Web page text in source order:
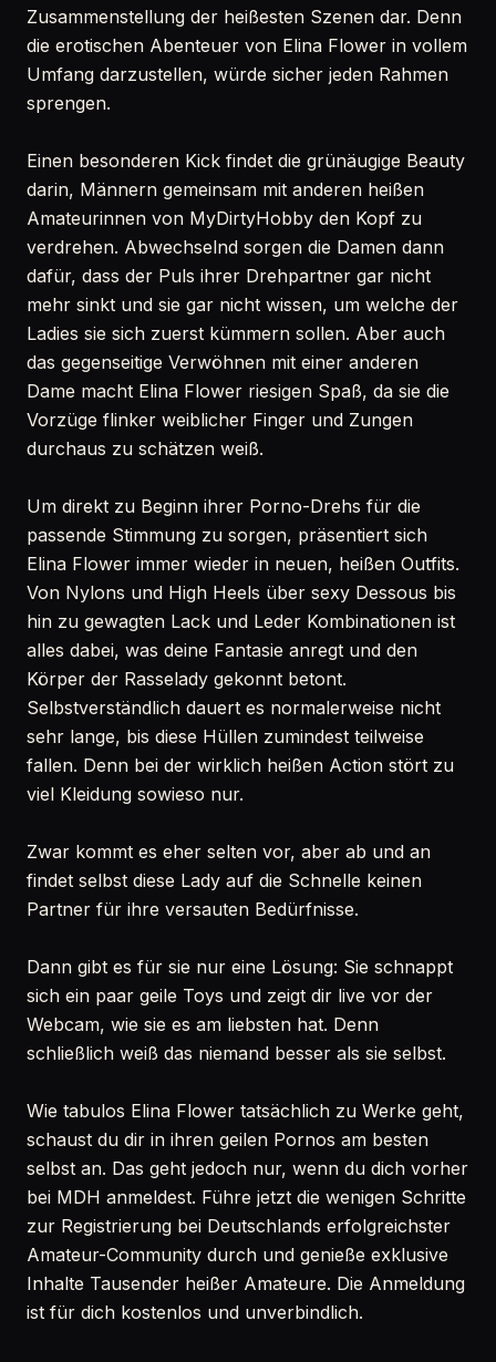
Zusammenstellung der heißesten Szenen dar. Denn
die erotischen Abenteuer von Elina Flower in vollem
Umfang darzustellen, würde sicher jeden Rahmen
sprengen.
Einen besonderen Kick findet die grünäugige Beauty
darin, Männern gemeinsam mit anderen heißen
Amateurinnen von MyDirtyHobby den Kopf zu
verdrehen. Abwechselnd sorgen die Damen dann
dafür, dass der Puls ihrer Drehpartner gar nicht
mehr sinkt und sie gar nicht wissen, um welche der
Ladies sie sich zuerst kümmern sollen. Aber auch
das gegenseitige Verwöhnen mit einer anderen
Dame macht Elina Flower riesigen Spaß, da sie die
Vorzüge flinker weiblicher Finger und Zungen
durchaus zu schätzen weiß.
Um direkt zu Beginn ihrer Porno-Drehs für die
passende Stimmung zu sorgen, präsentiert sich
Elina Flower immer wieder in neuen, heißen Outfits.
Von Nylons und High Heels über sexy Dessous bis
hin zu gewagten Lack und Leder Kombinationen ist
alles dabei, was deine Fantasie anregt und den
Körper der Rasselady gekonnt betont.
Selbstverständlich dauert es normalerweise nicht
sehr lange, bis diese Hüllen zumindest teilweise
fallen. Denn bei der wirklich heißen Action stört zu
viel Kleidung sowieso nur.
Zwar kommt es eher selten vor, aber ab und an
findet selbst diese Lady auf die Schnelle keinen
Partner für ihre versauten Bedürfnisse.
Dann gibt es für sie nur eine Lösung: Sie schnappt
sich ein paar geile Toys und zeigt dir live vor der
Webcam, wie sie es am liebsten hat. Denn
schließlich weiß das niemand besser als sie selbst.
Wie tabulos Elina Flower tatsächlich zu Werke geht,
schaust du dir in ihren geilen Pornos am besten
selbst an. Das geht jedoch nur, wenn du dich vorher
bei MDH anmeldest. Führe jetzt die wenigen Schritte
zur Registrierung bei Deutschlands erfolgreichster
Amateur-Community durch und genieße exklusive
Inhalte Tausender heißer Amateure. Die Anmeldung
ist für dich kostenlos und unverbindlich.